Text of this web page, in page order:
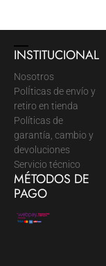
INSTITUCIONAL
Nosotros
PolÍticas de envío y
retiro en tienda
Políticas de
garantía, cambio y
devoluciones
Servicio técnico
MÉTODOS DE
PAGO